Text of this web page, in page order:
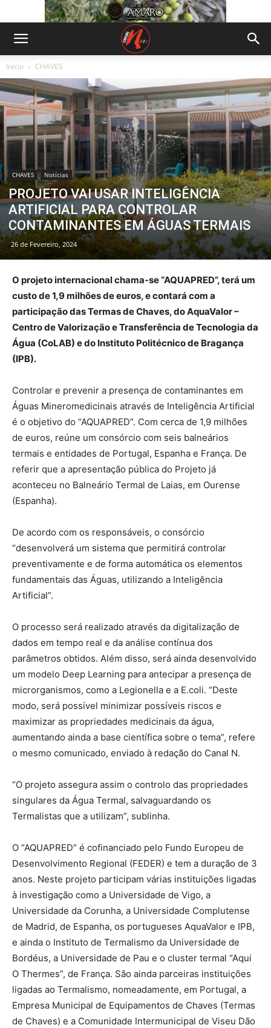
Início CHAVES
CHAVES Notícias
PROJETO VAI USAR INTELIGÊNCIA
ARTIFICIAL PARA CONTROLAR
CONTAMINANTES EM ÁGUAS TERMAIS
26 de Fevereiro, 2024
O projeto internacional chama-se “AQUAPRED”, terá um
custo de 1,9 milhões de euros, e contará com a
participação das Termas de Chaves, do AquaValor –
Centro de Valorização e Transferência de Tecnologia da
Água (CoLAB) e do Instituto Politécnico de Bragança
(IPB).
Controlar e prevenir a presença de contaminantes em
Águas Mineromedicinais através de Inteligência Artificial
é o objetivo do “AQUAPRED”. Com cerca de 1,9 milhões
de euros, reúne um consórcio com seis balneários
termais e entidades de Portugal, Espanha e França. De
referir que a apresentação pública do Projeto já
aconteceu no Balneário Termal de Laias, em Ourense
(Espanha).
De acordo com os responsáveis, o consórcio
“desenvolverá um sistema que permitirá controlar
preventivamente e de forma automática os elementos
fundamentais das Águas, utilizando a Inteligência
Artificial”.
O processo será realizado através da digitalização de
dados em tempo real e da análise contínua dos
parâmetros obtidos. Além disso, será ainda desenvolvido
um modelo Deep Learning para antecipar a presença de
microrganismos, como a Legionella e a E.coli. “Deste
modo, será possível minimizar possíveis riscos e
maximizar as propriedades medicinais da água,
aumentando ainda a base científica sobre o tema”, refere
o mesmo comunicado, enviado à redação do Canal N.
“O projeto assegura assim o controlo das propriedades
singulares da Água Termal, salvaguardando os
Termalistas que a utilizam”, sublinha.
O “AQUAPRED” é cofinanciado pelo Fundo Europeu de
Desenvolvimento Regional (FEDER) e tem a duração de 3
anos. Neste projeto participam várias instituições ligadas
à investigação como a Universidade de Vigo, a
Universidade da Corunha, a Universidade Complutense
de Madrid, de Espanha, os portugueses AquaValor e IPB,
e ainda o Instituto de Termalismo da Universidade de
Bordéus, a Universidade de Pau e o cluster termal “Aqui
O Thermes”, de França. São ainda parceiras instituições
ligadas ao Termalismo, nomeadamente, em Portugal, a
Empresa Municipal de Equipamentos de Chaves (Termas
de Chaves) e a Comunidade Intermunicipal de Viseu Dão